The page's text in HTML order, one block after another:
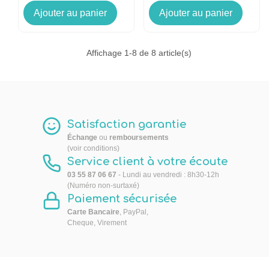
Ajouter au panier Ajouter au panier
Affichage 1-8 de 8 article(s)
Satisfaction garantie
Échange ou remboursements
(voir conditions)
Service client à votre écoute
03 55 87 06 67 - Lundi au vendredi : 8h30-12h
(Numéro non-surtaxé)
Paiement sécurisée
Carte Bancaire, PayPal,
Cheque, Virement